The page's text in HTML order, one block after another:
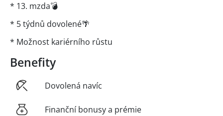
* 13. mzda💣
* 5 týdnů dovolené🌴
* Možnost kariérního růstu
Benefity
Dovolená navíc
Finanční bonusy a prémie